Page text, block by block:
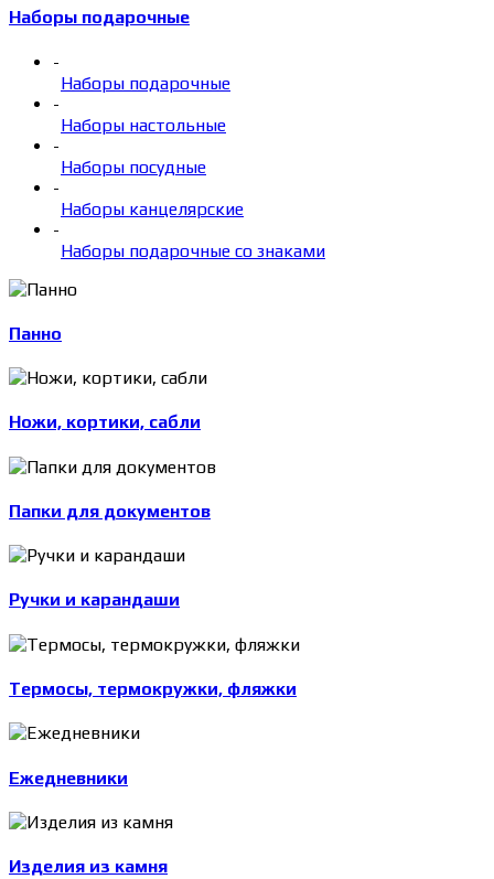
Наборы подарочные
-
Наборы подарочные
-
Наборы настольные
-
Наборы посудные
-
Наборы канцелярские
-
Наборы подарочные со знаками
Панно
Ножи, кортики, сабли
Папки для документов
Ручки и карандаши
Термосы, термокружки, фляжки
Ежедневники
Изделия из камня